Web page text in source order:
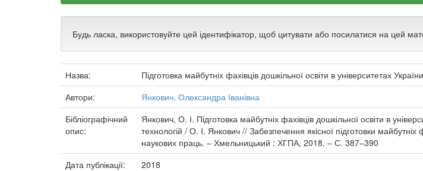
Будь ласка, використовуйте цей ідентифікатор, щоб цитувати або посилатися на цей
Назва:
Підготовка майбутніх фахівців дошкільної освіти в університетах
Автори:
Янкович, Олександра Іванівна
Бібліографічний
опис:
Янкович, О. І. Підготовка майбутніх фахівців дошкільної освіти в
технологій / О. І. Янкович // Забезпечення якісної підготовки майбутніх
наукових праць. – Хмельницький : ХГПА, 2018. – С. 387–390
Дата публікації:
2018